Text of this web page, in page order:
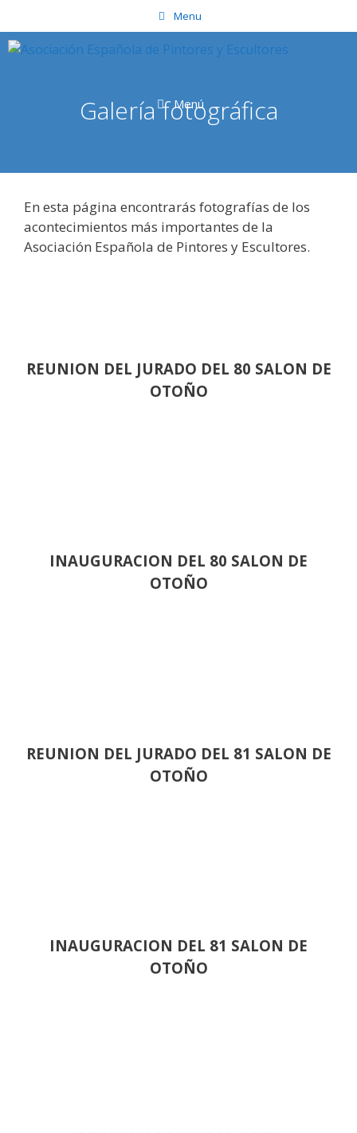
al
contenido
Menu
Menú
Galería fotográfica
En esta página encontrarás fotografías de los
acontecimientos más importantes de la
Asociación Española de Pintores y Escultores.
REUNION DEL JURADO DEL 80 SALON DE
OTOÑO
INAUGURACION DEL 80 SALON DE
OTOÑO
REUNION DEL JURADO DEL 81 SALON DE
OTOÑO
INAUGURACION DEL 81 SALON DE
OTOÑO